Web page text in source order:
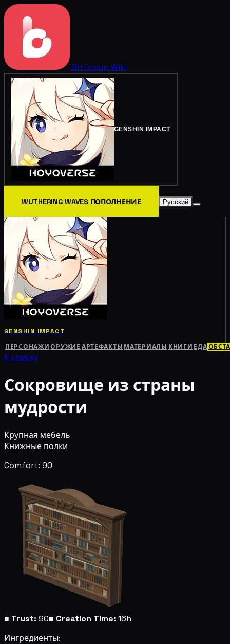
BitTopup Wiki
GENSHIN IMPACT
WUTHERING WAVES ПОПОЛНЕНИЕ Русский
GENSHIN IMPACT
ПЕРСОНАЖИ ОРУЖИЕ АРТЕФАКТЫ МАТЕРИАЛЫ КНИГИ ЕДА
К списку
Сокровище из страны
мудрости
Крупная мебель
Книжные полки
Comfort: 90
■ Trust: 90■ Creation Time: 16h
Ингредиенты: